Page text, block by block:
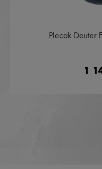
Plecak Deuter
1